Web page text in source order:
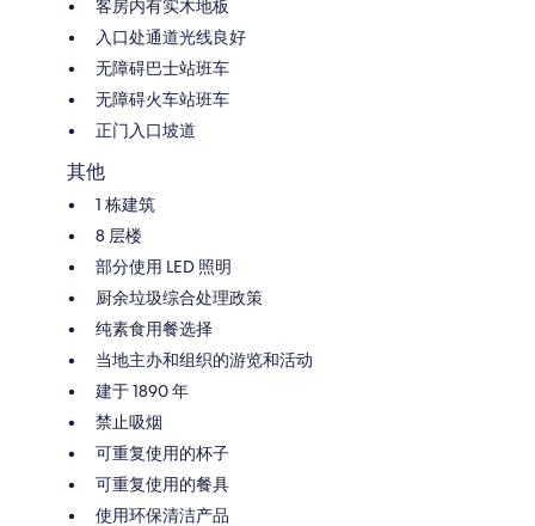
客房内有实木地板
入口处通道光线良好
无障碍巴士站班车
无障碍火车站班车
正门入口坡道
其他
1 栋建筑
8 层楼
部分使用 LED 照明
厨余垃圾综合处理政策
纯素食用餐选择
当地主办和组织的游览和活动
建于 1890 年
禁止吸烟
可重复使用的杯子
可重复使用的餐具
使用环保清洁产品